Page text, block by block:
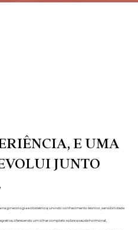
E UMA
JUNTO
na ginecologia e obstetrícia, unindo conhecimento técnico, sensibilidade
oferecendo um olhar completo sobre a saúde hormonal,